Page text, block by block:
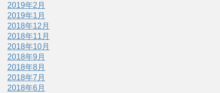
2019年2月
2019年1月
2018年12月
2018年11月
2018年10月
2018年9月
2018年8月
2018年7月
2018年6月